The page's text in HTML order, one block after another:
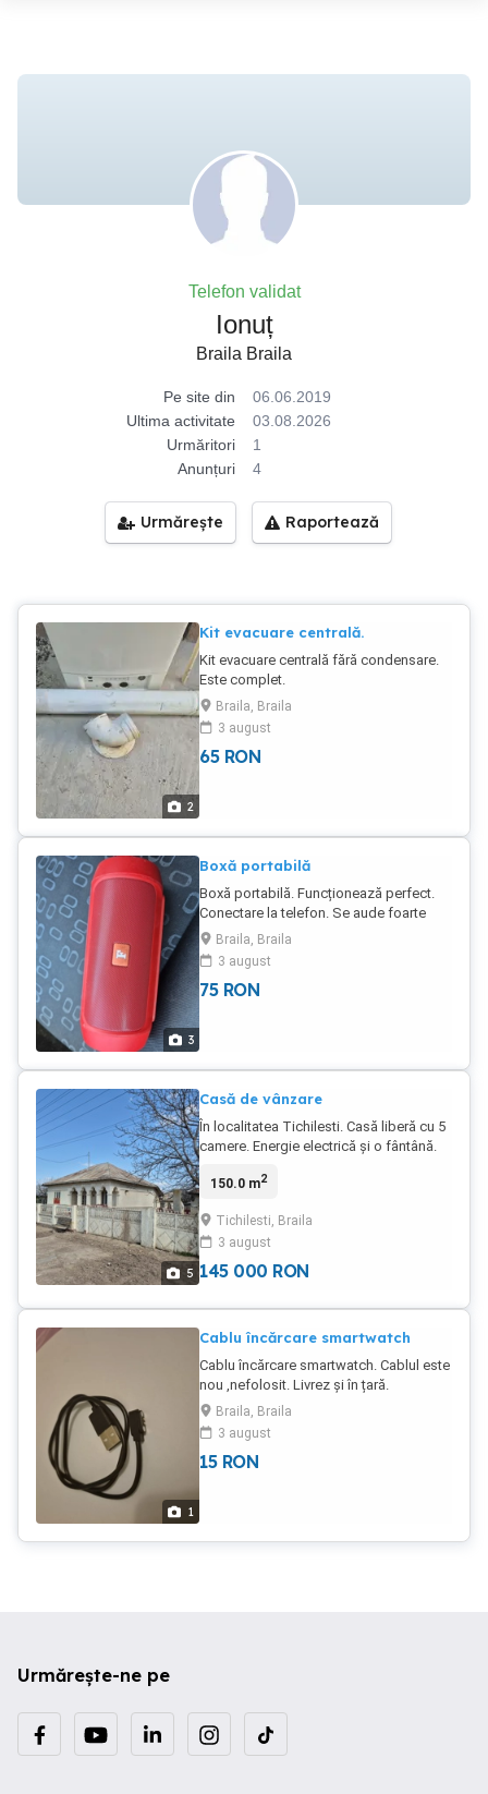
Telefon validat
Ionuț
Braila Braila
Pe site din
06.06.2019
Ultima activitate
03.08.2026
Urmăritori
1
Anunțuri
4
Urmărește Raportează
2
Kit evacuare centrală.
Kit evacuare centrală fără condensare.
Este complet.
Braila, Braila
3 august
65 RON
3
Boxă portabilă
Boxă portabilă. Funcționează perfect.
Conectare la telefon. Se aude foarte
bineBraila, Braila
3 august
75 RON
5
Casă de vânzare
În localitatea Tichilesti. Casă liberă cu 5
camere. Energie electrică și o fântână.
sunt racordate la locuință. Fântână în
150.0 m2
Tichilesti, Braila
3 august
145 000 RON
1
Cablu încărcare smartwatch
Cablu încărcare smartwatch. Cablul este
nou ,nefolosit. Livrez și în țară.
Braila, Braila
3 august
15 RON
Urmărește-ne pe